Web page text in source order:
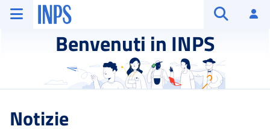
Vai al menu principale
Vai al contenuto principale
Vai al pie' di pagina
INPS ()
Benvenuti in INPS
Notizie